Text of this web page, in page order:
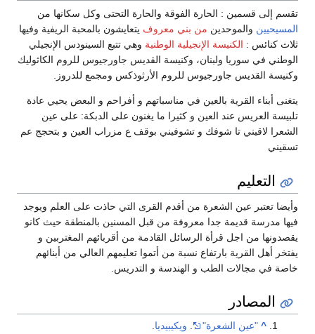
تقسم إلى قسمين : الحارة الفوقة والحارة التحتى وكل سكانها من
المسيحيين والموحدين من بني معروف يتعايشون بالمحبة الريفية وفيها
ثلاث كنائس : الكنيسة الإنجيلية الوطنية وهي تتبع السينودس الإنجيلي
الوطني في سوريا ولبنان، وكنيسة القديس جاورجيوس للروم الكاثوليك
وكنيسة القديس جاورجيوس للروم الأرثوذكس ومجمع للدروز.
يتغنى أبناء القرية بالعين في مناسباتهم و أفراحم و البعض يحيي عادة
تلبيسة العريس عند العين و كثيرا ما يغنون على الدبكة: على عين
الشعرا لاقيني تا شوفك و تشوفيني بوقف ع مزراب العين و بتحجج عم
تسقيني
التعليم
وأيضا تعتبر عين الشعرة من أقدم القرى التي حاذت على العلم ويوجد
فيها مدرسة قديمة جدا معروفة من قبل المسنين بالمنطقة حيث كانو
يقصدونها من اجل قرأة الرسائل القادمة من أقربائهم المغتربين و
يفتخر أهل القرية بارتفاع نسبة من أتموا تعليمهم العالي من أبنائهم
خاصة في مجالات الطب و الهندسة و التدريس.
المصادر
^ "عين الشعرة" ويكيبيديا